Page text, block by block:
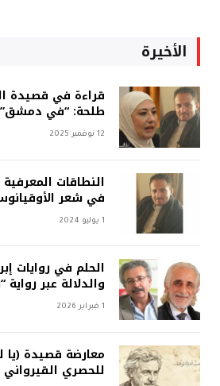
الأخيرة
قراءة في قصيدة
طلحة: “في
12 نوفمبر 2025
النطاقات المعرفية
في شعر
1 يوليو 2024
الحلم في روايات
والدلالة عبر
1 فبراير 2026
معارضة قصيدة
للحصري القيرواني